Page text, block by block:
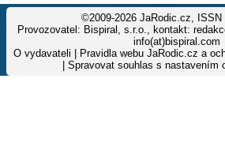
©2009-2026 JaRodic.cz, ISSN
Provozovatel: Bispiral, s.r.o., kontakt:
info(at)bispiral.com
O vydavateli
Pravidla webu JaRodic.cz a
Spravovat souhlas s nastavením